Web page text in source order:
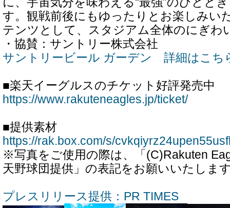
す。観戦前後にもゆったりとお楽しみい
テンツとして、スタジアム全体のにぎわ
・協賛：サントリー株式会社
サントリービール ガーデン 詳細はこち
■楽天イーグルスのチケット好評発売中
https://www.rakuteneagles.jp/ticket/
■提供素材
https://rak.box.com/s/
※写真をご使用の際は、「(C)Rakuten
天野球団提供」の表記をお願いいたしま
プレスリリース提供：PR TIMES